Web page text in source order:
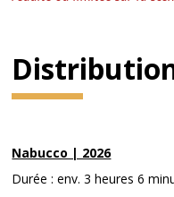
Nabucco | 2026
Durée : env. 3 heures 6